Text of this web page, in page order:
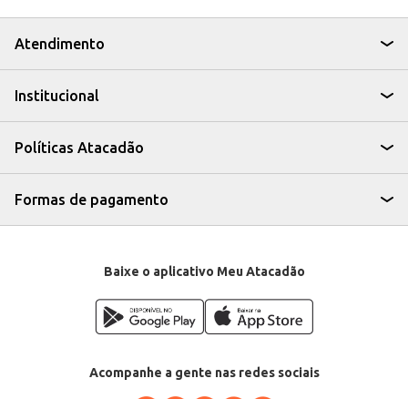
Atendimento
Institucional
Políticas Atacadão
Formas de pagamento
Baixe o aplicativo Meu Atacadão
Acompanhe a gente nas redes sociais